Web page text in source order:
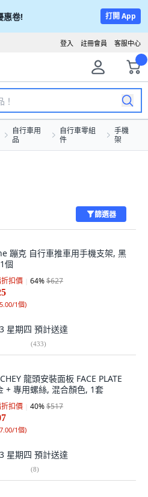
惠卷! 打開 App
客服中心
註冊會員
登入
自行車用
品
自行車零組
件
手機
架
篩選器
蹦克 自行車推車用手機支架, 黑
個
扣價 64%$627
1個)
星期四 預計送達
(433)
龍頭安裝面板 FACE PLATE
+ 專用螺絲, 混合顏色, 1套
扣價 40%$517
1個)
星期四 預計送達
(8)